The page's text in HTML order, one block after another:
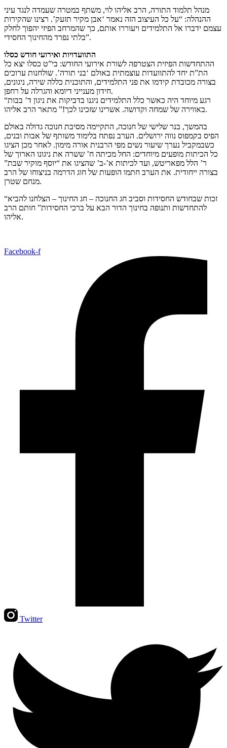
מנהל תלמוד התורה, הרב אליהו לוי, משתף במטרה שעמדה לנגד עיני
ההנהלה: “על כל העיצוב הזה נאמר ‘אבן מקיר תזעק’. רצינו שהקירות
עצמם ידברו אל התלמידים ויעוררו אותם, כך שהמרחב הפיזי יהפוך לחלק
בלתי נפרד מהחינוך החסידי”.
התוועדויות ואירועי חודש כסלו
ההתחדשות הפיזית הצטרפה לשורת אירועי החודש: בי”ט כסלו יצא כל
הת”ת יחד להתוועדות עוצמתית באולם ‘בני תורה’. שולחנות ערוכים
בצורה מכובדת קידמו את פני התלמידים, והתוכנית כללה שירה, ניגונים,
חידון מענייני דיומא והגרלה על רחפן.
“רגע מיוחד היה כאשר כלל התלמידים ניגנו בדביקות את ניגון ד’ בבות
באווירה של שמחה וקדושה. אשרינו שזכינו לכך!” מתאר הרב אליהו.
בהמשך, בנר שלישי של חנוכה, התקיימה מסיבת חנוכה גדולה באולם
הפיס בקמפוס נווה ירושלים. הערב נפתח בלימוד משותף של אבות ובנים,
כשבמקביל נערך שיעור נשים מפי הרבנית אורה מימון. לאחר מכן הציגו
כל הכיתות מופעים מיוחדים: החל מכיתה ח’ ששרה את ניגונו הארוך של
ר’ הלל מפאריטש, ועד לכיתות א’-ב’ שהציגו את “יוסף מוקיר שבת”
בצורה ייחודית. את הערב חתמו הופעות של חוג הדרמה בניצוחו של הרב
מנחם שטרן.
“זכות שבחודש החסידות וסביב חג החנוכה – חג החינוך – הצלחנו להביא
להתחדשות ותנופה בחינוך הדור הבא על ברכי החסידות” חותם הרב
אליהו.
Facebook-f
Twitter